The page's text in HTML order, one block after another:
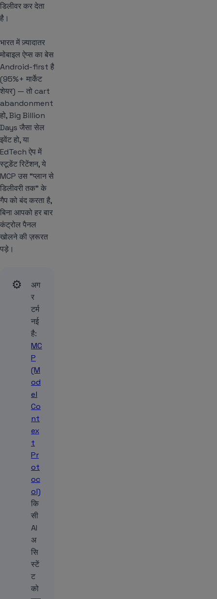
डिलीवर कर देता
है।
भारत में ज़्यादातर
मोबाइल ऐप्स का बेस
Android-first है
(95%+ मार्केट
शेयर) — तो cart
abandonment
हो, Big Billion
Days जैसा सेल
इवेंट हो, या
EdTech ऐप में
स्टूडेंट रिटेंशन, ये
MCP उस “प्लान से
डिलीवरी तक” के
गैप को बंद करता है,
बिना आपको हर बार
कंट्रोल पैनल
खोलने की ज़रूरत
पड़े।
⚙️
अग
र
टर्म
नई
है:
MC
P
(M
od
el
Co
nt
ex
t
Pr
ot
oc
ol)
कि
सी
AI
अ
सि
स्टें
ट
को